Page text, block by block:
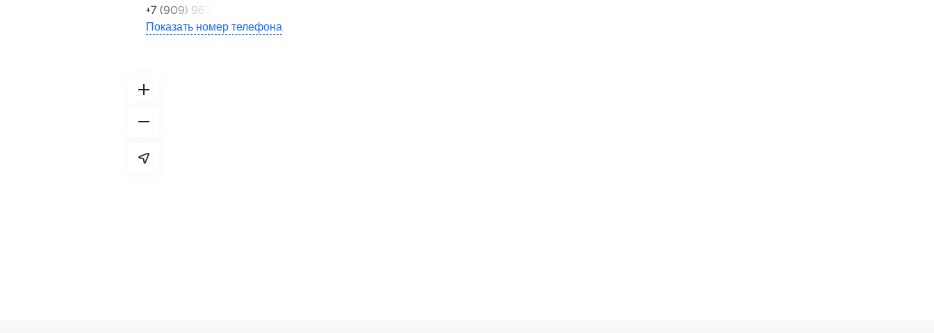
+7 (909) 963-94-78
Показать номер телефона